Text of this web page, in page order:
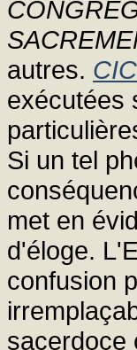
autres.
exécutées
Si un tel
met en
d'éloge.
confusion
sacerdoce